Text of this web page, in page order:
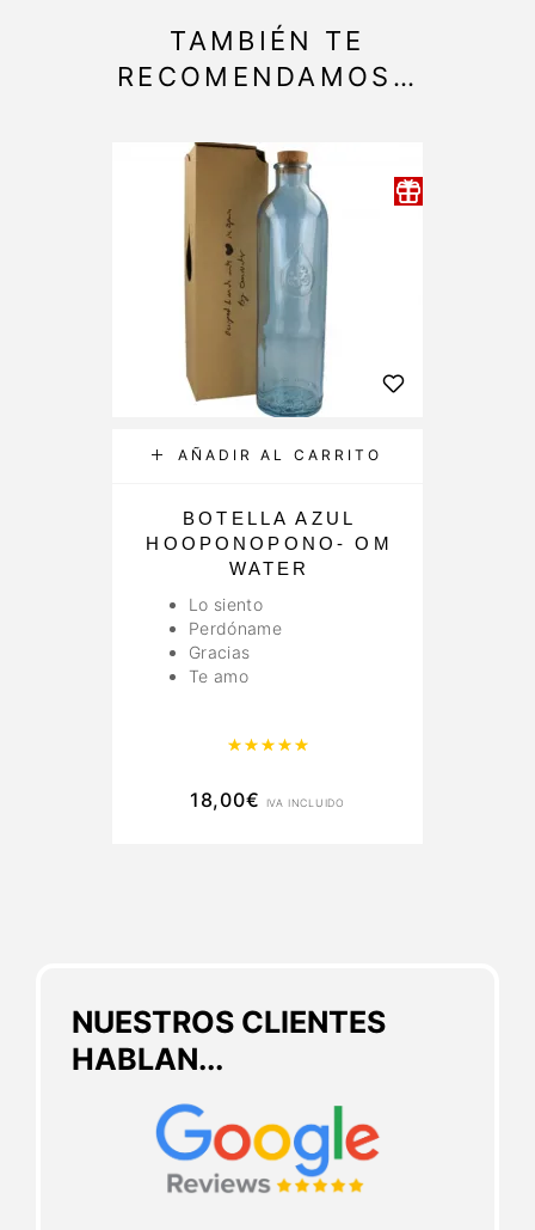
NUESTROS CLIENTES
HABLAN...
TAMBIÉN TE
RECOMENDAMOS…
AÑADIR AL CARRITO
BOTELLA AZUL
HOOPONOPONO- OM
WATER
Lo siento
Perdóname
Gracias
Te amo
Valorado con
18,00€ IVA INCLUIDO